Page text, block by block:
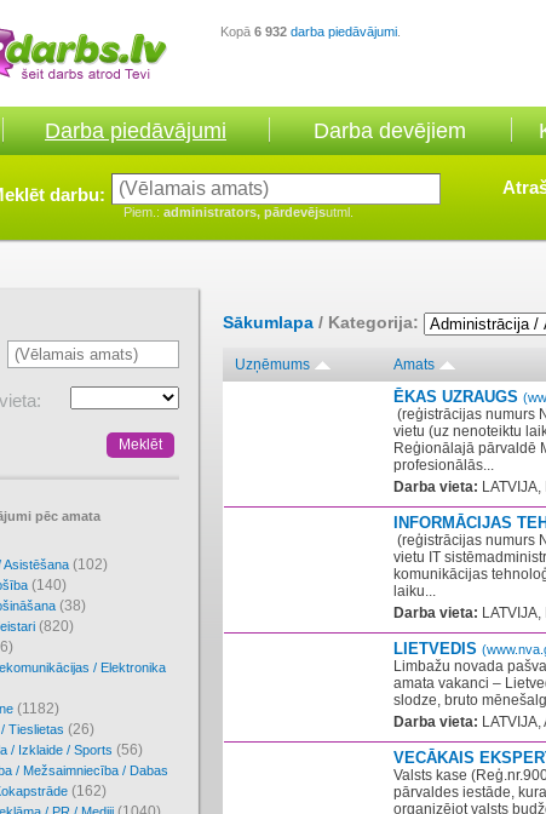
Kopā 6 932 darba piedāvājumi
Darba piedāvājumi Darba devējiem
darbu:
Piem.: administrators, pārdevējsutml.
pēc amata
Asistēšana (102)
(140)
(38)
(820)
/ Elektronika
(1182)
Tieslietas (26)
/ Izklaide / Sports (56)
/ Mežsaimniecība / Dabas
(162)
Sākumlapa / Kategorija:
Uzņēmums Amats
ĒKAS UZRAUGS
(reģistrācijas numurs
vietu (uz nenoteiktu
Reģionālajā pārvaldē
profesionālās...
Darba vieta:
INFORMĀCIJAS
(reģistrācijas numurs
vietu IT
komunikācijas
laiku...
Darba vieta:
LIETVEDIS
Limbažu novada
amata vakanci –
slodze, bruto
Darba vieta:
VECĀKAIS
Valsts kase
pārvaldes iestāde,
organizējot valsts